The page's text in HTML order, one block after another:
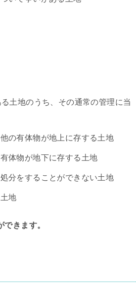
土地のうち、その通常の管理に当
の有体物が地上に存する土地
体物が地下に存する土地
分をすることができない土地
地
きます。